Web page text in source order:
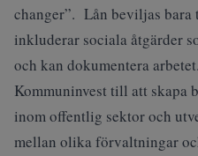
changer”. Lån beviljas
inkluderar sociala åtgärder
och kan dokumentera
Kommuninvest till att skapa
inom offentlig sektor och
mellan olika förvaltningar